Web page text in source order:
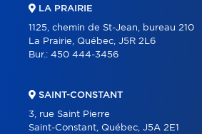
LA PRAIRIE
1125, chemin de St-Jean, bureau 210
La Prairie, Québec, J5R 2L6
Bur.: 450 444-3456
SAINT-CONSTANT
3, rue Saint Pierre
Saint-Constant, Québec, J5A 2E1